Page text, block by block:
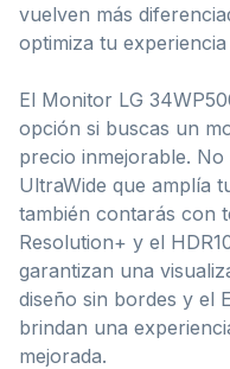
vuelven más
optimiza tu experiencia
El Monitor LG
opción si buscas un
precio inmejorable.
UltraWide que amplía
también contarás con
Resolution+ y el
garantizan una
diseño sin bordes y el
brindan una
mejorada.